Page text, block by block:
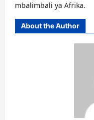
mbalimbali ya Afrika.
About the Author